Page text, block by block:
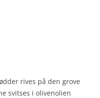
rives på den grove
svitses i olivenolien